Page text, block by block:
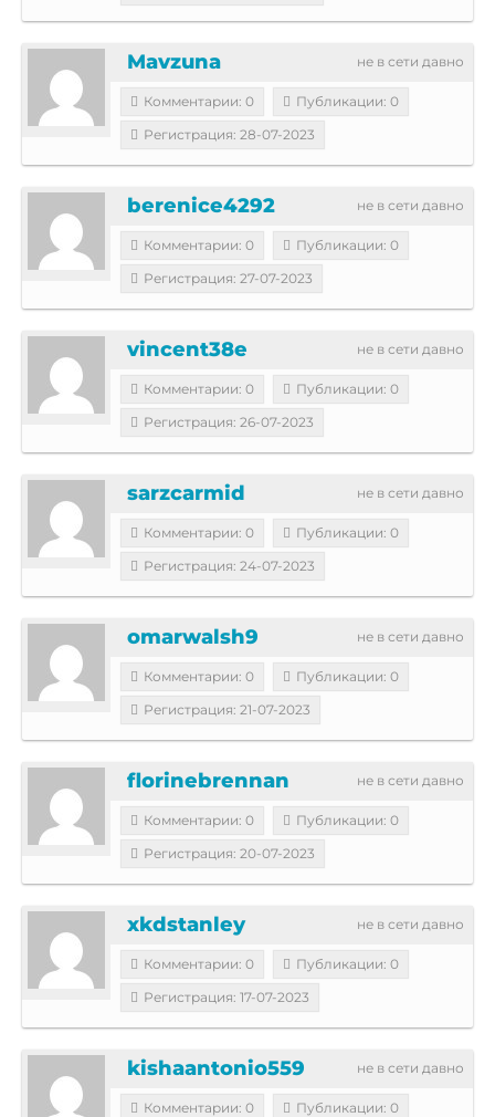
не в сети давно
Mavzuna
Комментарии: 0
Публикации: 0
Регистрация: 28-07-2023
не в сети давно
berenice4292
Комментарии: 0
Публикации: 0
Регистрация: 27-07-2023
не в сети давно
vincent38e
Комментарии: 0
Публикации: 0
Регистрация: 26-07-2023
не в сети давно
sarzcarmid
Комментарии: 0
Публикации: 0
Регистрация: 24-07-2023
не в сети давно
omarwalsh9
Комментарии: 0
Публикации: 0
Регистрация: 21-07-2023
не в сети давно
florinebrennan
Комментарии: 0
Публикации: 0
Регистрация: 20-07-2023
не в сети давно
xkdstanley
Комментарии: 0
Публикации: 0
Регистрация: 17-07-2023
не в сети давно
kishaantonio559
Комментарии: 0
Публикации: 0